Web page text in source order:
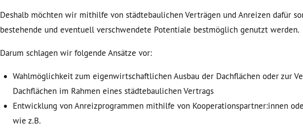
Deshalb möchten wir mithilfe von städtebaulichen Verträgen und Anreizen dafür
bestehende und eventuell verschwendete Potentiale bestmöglich genutzt werden.
Darum schlagen wir folgende Ansätze vor:
Wahlmöglichkeit zum eigenwirtschaftlichen Ausbau der Dachflächen oder zur
Dachflächen im Rahmen eines städtebaulichen Vertrags
Entwicklung von Anreizprogrammen mithilfe von Kooperationspartner:innen
wie z.B.